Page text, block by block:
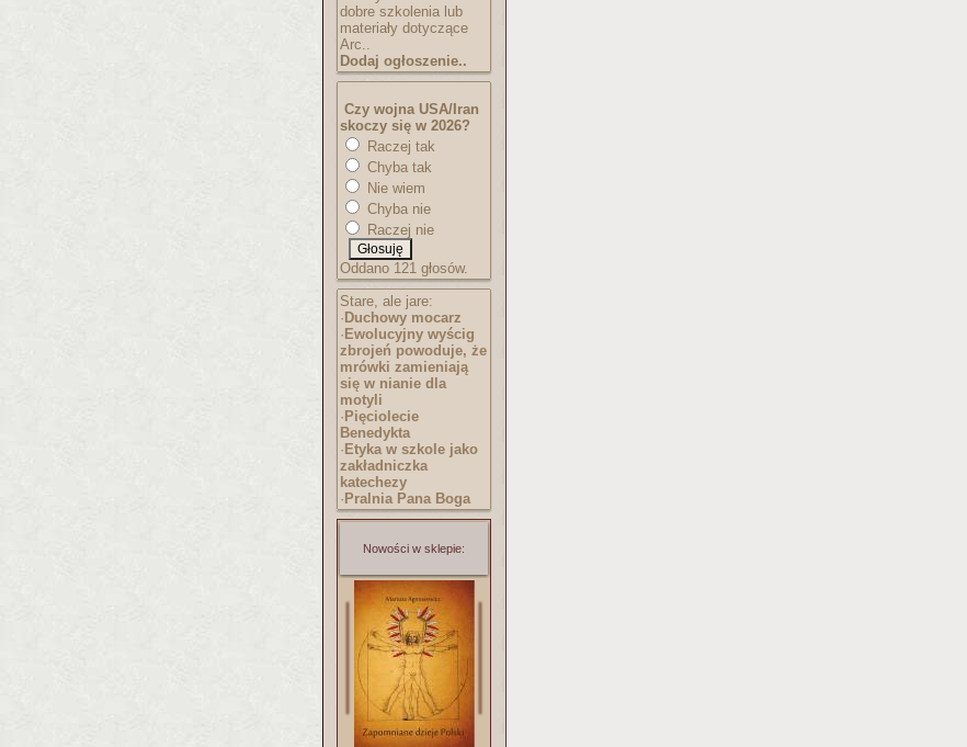
dobre szkolenia lub
materiały dotyczące
Arc..
Dodaj ogłoszenie..
Czy wojna USA/Iran
skoczy się w 2026?
Raczej tak
Chyba tak
Nie wiem
Chyba nie
Raczej nie
Oddano 121 głosów.
Stare, ale jare:
· Duchowy mocarz
· Ewolucyjny wyścig
zbrojeń powoduje, że
mrówki zamieniają
się w nianie dla
motyli
· Pięciolecie
Benedykta
· Etyka w szkole jako
zakładniczka
katechezy
· Pralnia Pana Boga
Nowości w sklepie: